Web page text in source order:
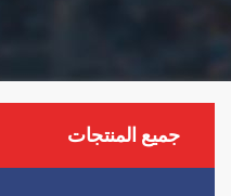
جميع المنتجات